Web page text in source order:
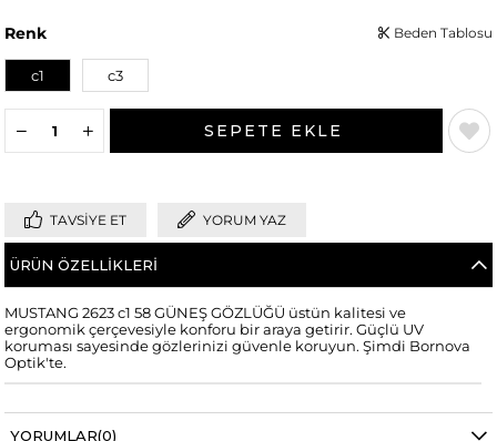
Renk
c1 c3
Beden Tablosu
TAVSIYE ET YORUM YAZ
ÜRÜN ÖZELLIKLERI
MUSTANG 2623 c1 58 GÜNEŞ GÖZLÜĞÜ üstün kalitesi ve
ergonomik çerçevesiyle konforu bir araya getirir. Güçlü UV
koruması sayesinde gözlerinizi güvenle koruyun. Şimdi Bornova
Optik'te.
YORUMLAR(0)